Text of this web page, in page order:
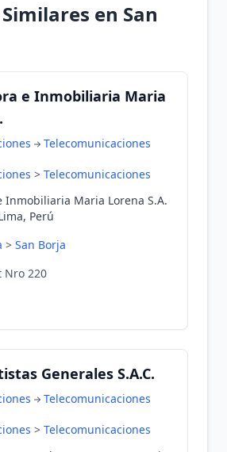
en San
e Inmobiliaria Maria
Telecomunicaciones
> Telecomunicaciones
Inmobiliaria Maria Lorena S.A.
Perú
> San Borja
Nro 220
Generales S.A.C.
Telecomunicaciones
> Telecomunicaciones